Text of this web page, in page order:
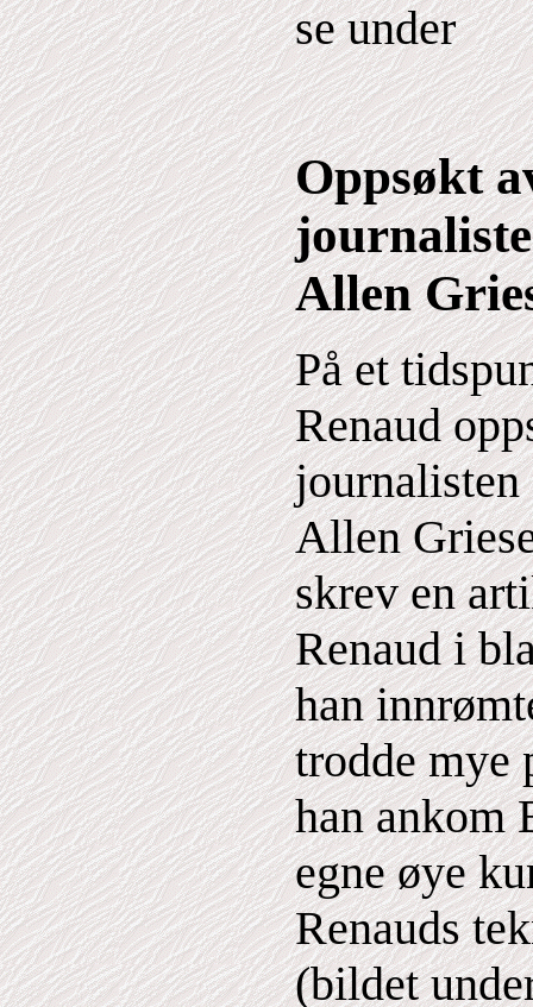
se under
Oppsøkt
Allen
På et
Renaud
Allen
skrev en
Renaud i
han
trodde mye
han ankom
egne øye
Renauds
(bildet